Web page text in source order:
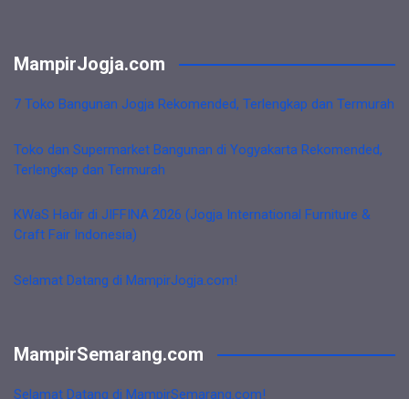
MampirJogja.com
7 Toko Bangunan Jogja Rekomended, Terlengkap dan Termurah
Toko dan Supermarket Bangunan di Yogyakarta Rekomended,
Terlengkap dan Termurah
KWaS Hadir di JIFFINA 2026 (Jogja International Furniture &
Craft Fair Indonesia)
Selamat Datang di MampirJogja.com!
MampirSemarang.com
Selamat Datang di MampirSemarang.com!